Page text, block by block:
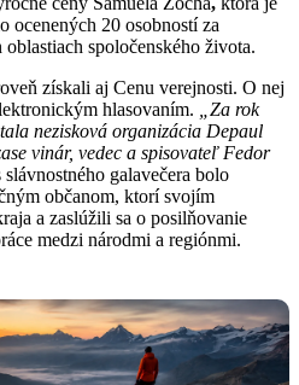
ocenených 20 osobností za
spoločenského života.
získali aj Cenu verejnosti. O nej
hlasovaním.
„Za rok
nezisková organizácia Depaul
vinár, vedec a spisovateľ Fedor
galavečera bolo
občanom, ktorí svojím
a zaslúžili sa o posilňovanie
medzi národmi a regiónmi.